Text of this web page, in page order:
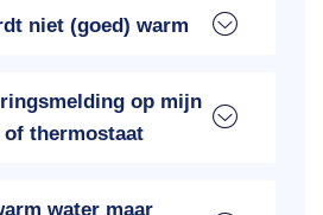
niet (goed) warm
op mijn
thermostaat
water maar